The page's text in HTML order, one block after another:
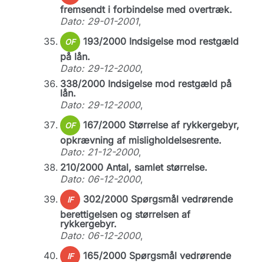
fremsendt i forbindelse med overtræk.
Dato: 29-01-2001,
OF
193/2000 Indsigelse mod restgæld
på lån.
Dato: 29-12-2000,
338/2000 Indsigelse mod restgæld på
lån.
Dato: 29-12-2000,
OF
167/2000 Størrelse af rykkergebyr,
opkrævning af misligholdelsesrente.
Dato: 21-12-2000,
210/2000 Antal, samlet størrelse.
Dato: 06-12-2000,
IF
302/2000 Spørgsmål vedrørende
berettigelsen og størrelsen af
rykkergebyr.
Dato: 06-12-2000,
IF
165/2000 Spørgsmål vedrørende